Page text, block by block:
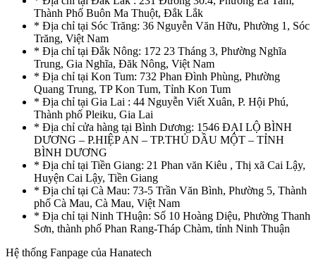
Thành Phố Buôn Ma Thuột, Đắk Lắk
* Địa chỉ tại Sóc Trăng: 36 Nguyễn Văn Hữu, Phường 1, Sóc
Trăng, Việt Nam
* Địa chỉ tại Đắk Nông: 172 23 Tháng 3, Phường Nghĩa
Trung, Gia Nghĩa, Đăk Nông, Việt Nam
* Địa chỉ tại Kon Tum: 732 Phan Đình Phùng, Phường
Quang Trung, TP Kon Tum, Tỉnh Kon Tum
* Địa chỉ tại Gia Lai : 44 Nguyễn Viết Xuân, P. Hội Phú,
Thành phố Pleiku, Gia Lai
* Địa chỉ cửa hàng tại Bình Dương: 1546 ĐẠI LỘ BÌNH
DƯƠNG – P.HIỆP AN – TP.THỦ DẦU MỘT – TỈNH
BÌNH DƯƠNG
* Địa chỉ tại Tiền Giang: 21 Phan văn Kiêu , Thị xã Cai Lậy,
Huyện Cai Lậy, Tiền Giang
* Địa chỉ tại Cà Mau: 73-5 Trần Văn Bình, Phường 5, Thành
phố Cà Mau, Cà Mau, Việt Nam
* Địa chỉ tại Ninh THuận: Số 10 Hoàng Diệu, Phường Thanh
Sơn, thành phố Phan Rang-Tháp Chàm, tỉnh Ninh Thuận
Hệ thống Fanpage của Hanatech